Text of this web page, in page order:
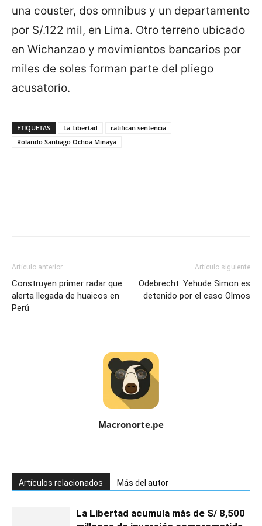
una couster, dos omnibus y un departamento
por S/.122 mil, en Lima. Otro terreno ubicado
en Wichanzao y movimientos bancarios por
miles de soles forman parte del pliego
acusatorio.
ETIQUETAS La Libertad
ratifican sentencia
Rolando Santiago Ochoa Minaya
Artículo anterior
Construyen primer radar que
alerta llegada de huaicos en
Perú
Artículo siguiente
Odebrecht: Yehude Simon es
detenido por el caso Olmos
Macronorte.pe
Artículos relacionados Más del autor
La Libertad acumula más de S/ 8,500